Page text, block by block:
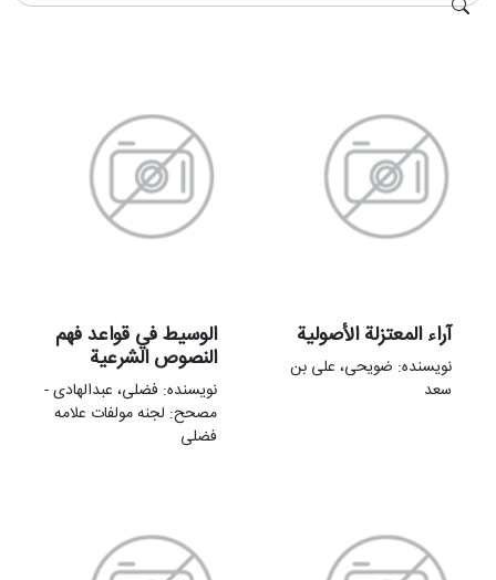
آراء المعتزلة الأصولية
نویسنده: ضویحی، علی بن
سعد
الوسیط في قواعد فهم
النصوص الشرعية
نویسنده: فضلی، عبدالهادی -
مصحح: لجنه مولفات علامه
فضلی